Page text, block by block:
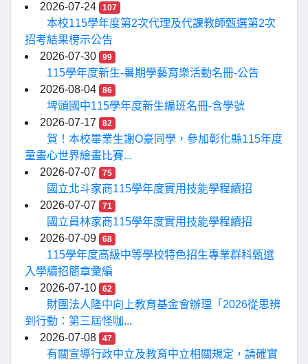
2026-07-24
107
本校115學年度第2次代理及代課教師甄選第2次
招考結果榜示公告
2026-07-30
99
115學年度新生-暑期學藝育樂活動名冊-公告
2026-08-04
86
埤頭國中115學年度新生編班名冊-含學號
2026-07-17
82
賀！本校畢業生謝O豪同學，參加彰化縣115年度
童畫心世界繪畫比賽...
2026-07-07
75
國立北斗家商115學年度實用技能學程續招
2026-07-07
71
國立員林家商115學年度實用技能學程續招
2026-07-09
68
115學年度高級中等學校特色招生專業群科甄選
入學續招簡章彙編
2026-07-10
62
財團法人隆中向上教育基金會辦理「2026從思辨
到行動：第三屆怪咖...
2026-07-08
47
有關宣導行政中立及教育中立相關規定，請確實